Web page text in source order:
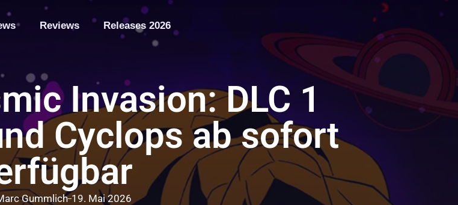
Reviews Releases 2026
Invasion: DLC 1
Cyclops ab sofort
Gummlich 19. Mai 2026